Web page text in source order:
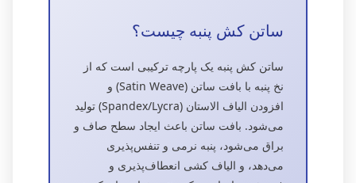
ساتن کش پنبه چیست؟
ساتن کش پنبه یک پارچه ترکیبی است که از
نخ پنبه با بافت ساتن (Satin Weave) و
افزودن الیاف الاستان (Spandex/Lycra) تولید
می‌شود. بافت ساتن باعث ایجاد سطح صاف و
براق می‌شود، پنبه نرمی و تنفس‌پذیری
می‌دهد، و الیاف کشی انعطاف‌پذیری و